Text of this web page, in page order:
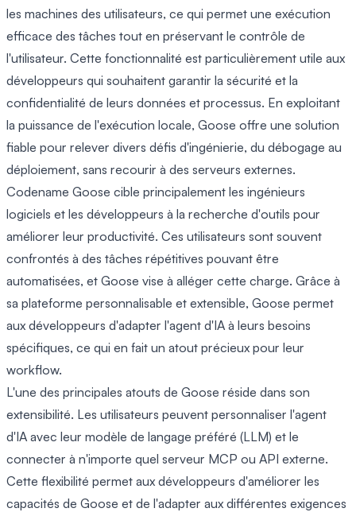
les machines des utilisateurs, ce qui permet une exécution
efficace des tâches tout en préservant le contrôle de
l'utilisateur. Cette fonctionnalité est particulièrement utile aux
développeurs qui souhaitent garantir la sécurité et la
confidentialité de leurs données et processus. En exploitant
la puissance de l'exécution locale, Goose offre une solution
fiable pour relever divers défis d'ingénierie, du débogage au
déploiement, sans recourir à des serveurs externes.
Codename Goose cible principalement les ingénieurs
logiciels et les développeurs à la recherche d'outils pour
améliorer leur productivité. Ces utilisateurs sont souvent
confrontés à des tâches répétitives pouvant être
automatisées, et Goose vise à alléger cette charge. Grâce à
sa plateforme personnalisable et extensible, Goose permet
aux développeurs d'adapter l'agent d'IA à leurs besoins
spécifiques, ce qui en fait un atout précieux pour leur
workflow.
L'une des principales atouts de Goose réside dans son
extensibilité. Les utilisateurs peuvent personnaliser l'agent
d'IA avec leur modèle de langage préféré (LLM) et le
connecter à n'importe quel serveur MCP ou API externe.
Cette flexibilité permet aux développeurs d'améliorer les
capacités de Goose et de l'adapter aux différentes exigences